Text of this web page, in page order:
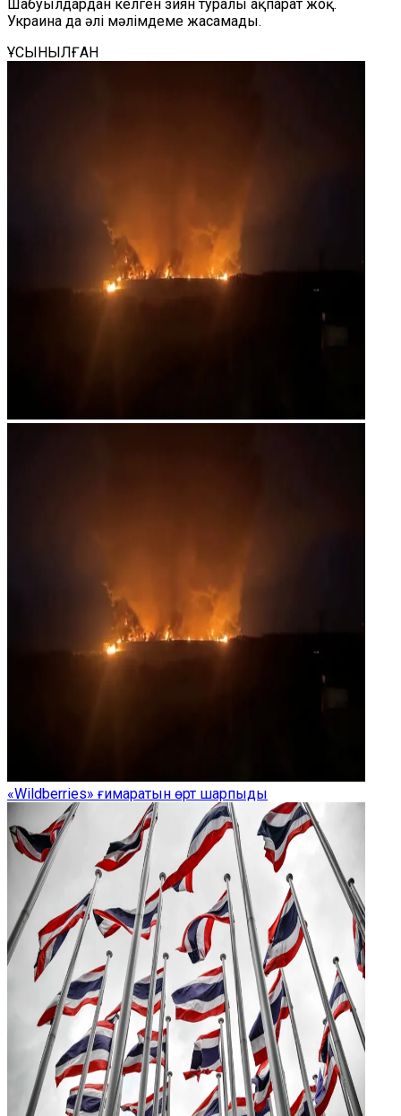
Шабуылдардан келген зиян туралы ақпарат жоқ.
Украина да әлі мәлімдеме жасамады.
ҰСЫНЫЛҒАН
«Wildberries» ғимаратын өрт шарпыды